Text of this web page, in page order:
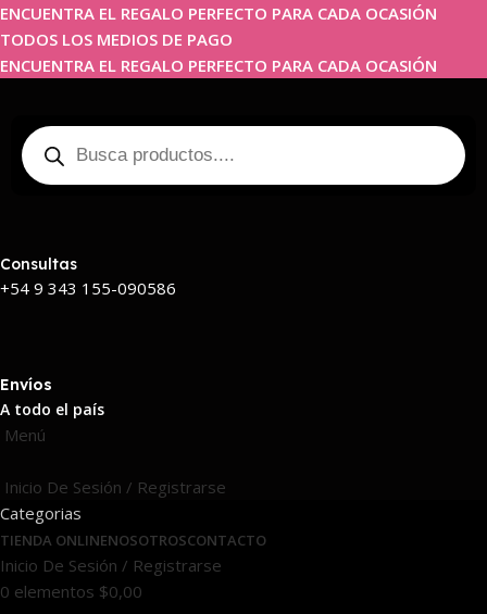
ENCUENTRA EL REGALO PERFECTO PARA CADA OCASIÓN
TODOS LOS MEDIOS DE PAGO
ENCUENTRA EL REGALO PERFECTO PARA CADA OCASIÓN
Consultas
+54 9 343 155-090586
Envíos
A todo el país
Menú
Inicio De Sesión / Registrarse
Categorias
TIENDA ONLINENOSOTROSCONTACTO
Inicio De Sesión / Registrarse
0 elementos $0,00